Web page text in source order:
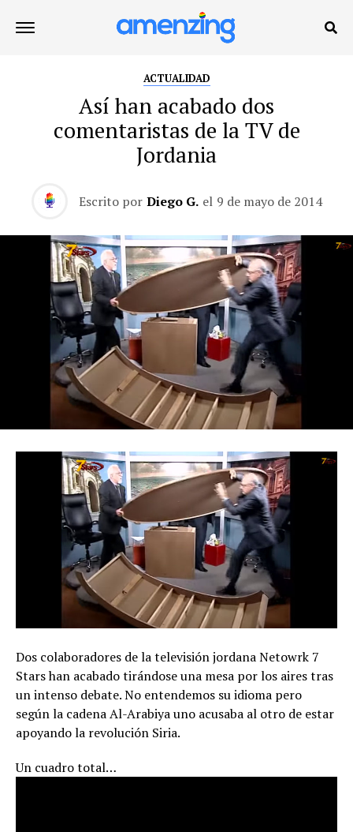
ACTUALIDAD
Así han acabado dos
comentaristas de la TV de
Jordania
Escrito por Diego G. el 9 de mayo de 2014
Dos colaboradores de la televisión jordana Netowrk 7
Stars han acabado tirándose una mesa por los aires tras
un intenso debate. No entendemos su idioma pero
según la cadena Al-Arabiya uno acusaba al otro de estar
apoyando la revolución Siria.
Un cuadro total…